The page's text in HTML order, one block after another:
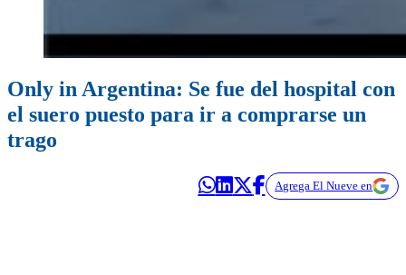
Only in Argentina: Se fue del hospital con
el suero puesto para ir a comprarse un
trago
Agrega El Nueve en